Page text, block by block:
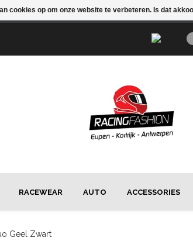
RACEWEAR AUTO ACCESSORIES
Geel Zwart
cookies op om onze website te verbeteren. Is dat